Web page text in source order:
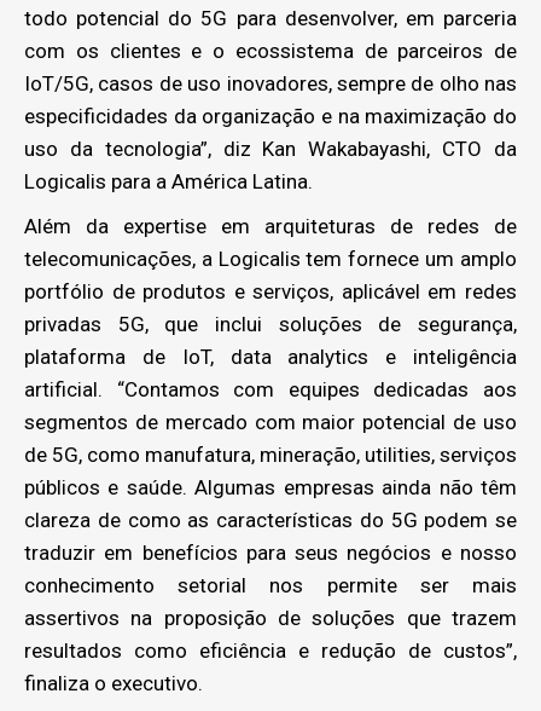
todo potencial do 5G para desenvolver, em parceria
com os clientes e o ecossistema de parceiros de
IoT/5G, casos de uso inovadores, sempre de olho nas
especificidades da organização e na maximização do
uso da tecnologia”, diz Kan Wakabayashi, CTO da
Logicalis para a América Latina.
Além da expertise em arquiteturas de redes de
telecomunicações, a Logicalis tem fornece um amplo
portfólio de produtos e serviços, aplicável em redes
privadas 5G, que inclui soluções de segurança,
plataforma de IoT, data analytics e inteligência
artificial. “Contamos com equipes dedicadas aos
segmentos de mercado com maior potencial de uso
de 5G, como manufatura, mineração, utilities, serviços
públicos e saúde. Algumas empresas ainda não têm
clareza de como as características do 5G podem se
traduzir em benefícios para seus negócios e nosso
conhecimento setorial nos permite ser mais
assertivos na proposição de soluções que trazem
resultados como eficiência e redução de custos”,
finaliza o executivo.